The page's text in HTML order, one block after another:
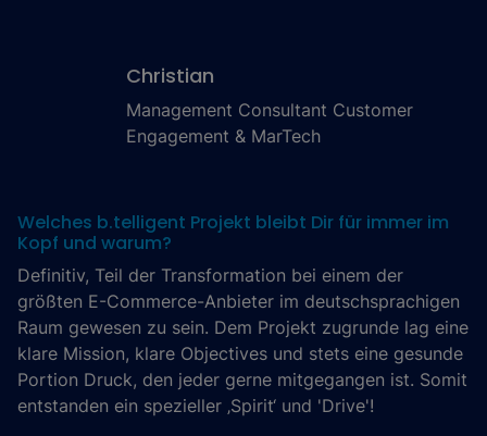
Christian
Management Consultant Customer
Engagement & MarTech
Welches b.telligent Projekt bleibt Dir für immer im
Kopf und warum?
Definitiv, Teil der Transformation bei einem der
größten E-Commerce-Anbieter im deutschsprachigen
Raum gewesen zu sein. Dem Projekt zugrunde lag eine
klare Mission, klare Objectives und stets eine gesunde
Portion Druck, den jeder gerne mitgegangen ist. Somit
entstanden ein spezieller ‚Spirit‘ und 'Drive'!